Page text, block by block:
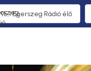
95,1 Egerszeg Rádió élő